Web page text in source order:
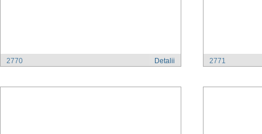
Detalii
2770 2771